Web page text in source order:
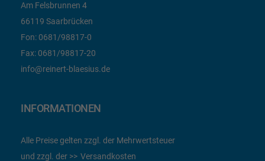
Am Felsbrunnen 4
66119 Saarbrücken
Fon: 0681/98817-0
Fax: 0681/98817-20
info@reinert-blaesius.de
INFORMATIONEN
Alle Preise gelten zzgl. der Mehrwertsteuer
und zzgl. der
Versandkosten